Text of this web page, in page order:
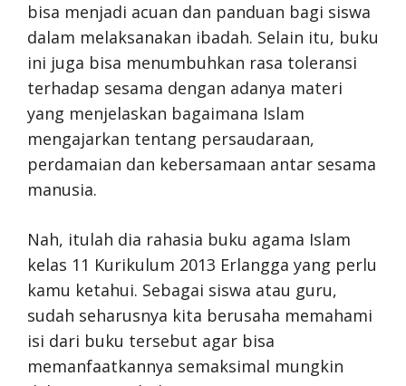
bisa menjadi acuan dan panduan bagi siswa
dalam melaksanakan ibadah. Selain itu, buku
ini juga bisa menumbuhkan rasa toleransi
terhadap sesama dengan adanya materi
yang menjelaskan bagaimana Islam
mengajarkan tentang persaudaraan,
perdamaian dan kebersamaan antar sesama
manusia.
Nah, itulah dia rahasia buku agama Islam
kelas 11 Kurikulum 2013 Erlangga yang perlu
kamu ketahui. Sebagai siswa atau guru,
sudah seharusnya kita berusaha memahami
isi dari buku tersebut agar bisa
memanfaatkannya semaksimal mungkin